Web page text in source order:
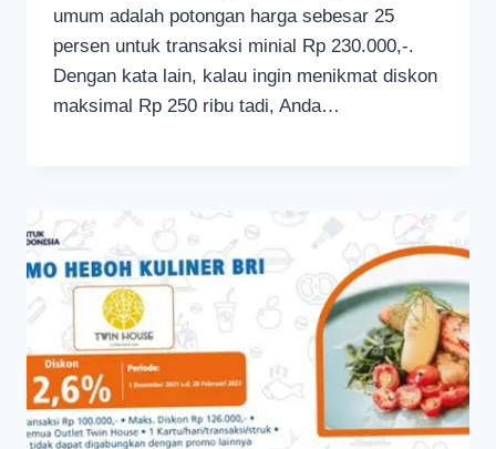
umum adalah potongan harga sebesar 25
persen untuk transaksi minial Rp 230.000,-.
Dengan kata lain, kalau ingin menikmat diskon
maksimal Rp 250 ribu tadi, Anda…